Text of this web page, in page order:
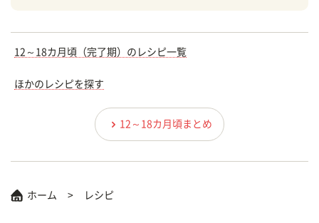
12～18カ月頃（完了期）のレシピ一覧
ほかのレシピを探す
12～18カ月頃まとめ
ホーム レシピ